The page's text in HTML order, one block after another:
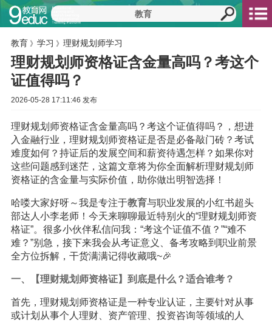
教育 》 学习 》 理财规划师学习
理财规划师资格证含金量高吗？考这个
证值得吗？
2026-05-28 17:11:46 发布
理财规划师资格证含金量高吗？考这个证值得吗？，想进
入金融行业，理财规划师资格证是否是必备敲门砖？考试
难度如何？持证后的发展空间和薪资待遇怎样？如果你对
这些问题感到迷茫，这篇文章将为你全面解析理财规划师
资格证的含金量与实际价值，助你做出明智选择！
哈喽大家好呀～我是专注于教育与职业发展的小红书超头
部达人小李老师！今天来聊聊最近特别火的“理财规划师资
格证”。很多小伙伴私信问我：“考这个证值不值？”“难不
难？”别急，接下来我会从考证意义、备考攻略到职业前景
全方位拆解，干货满满记得收藏哦~🎉
一、【理财规划师资格证】到底是什么？适合谁考？
首先，理财规划师资格证是一种专业认证，主要针对从事
或计划从事个人理财、资产管理、投资咨询等领域的人